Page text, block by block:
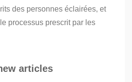
des personnes éclairées, et
processus prescrit par les
articles